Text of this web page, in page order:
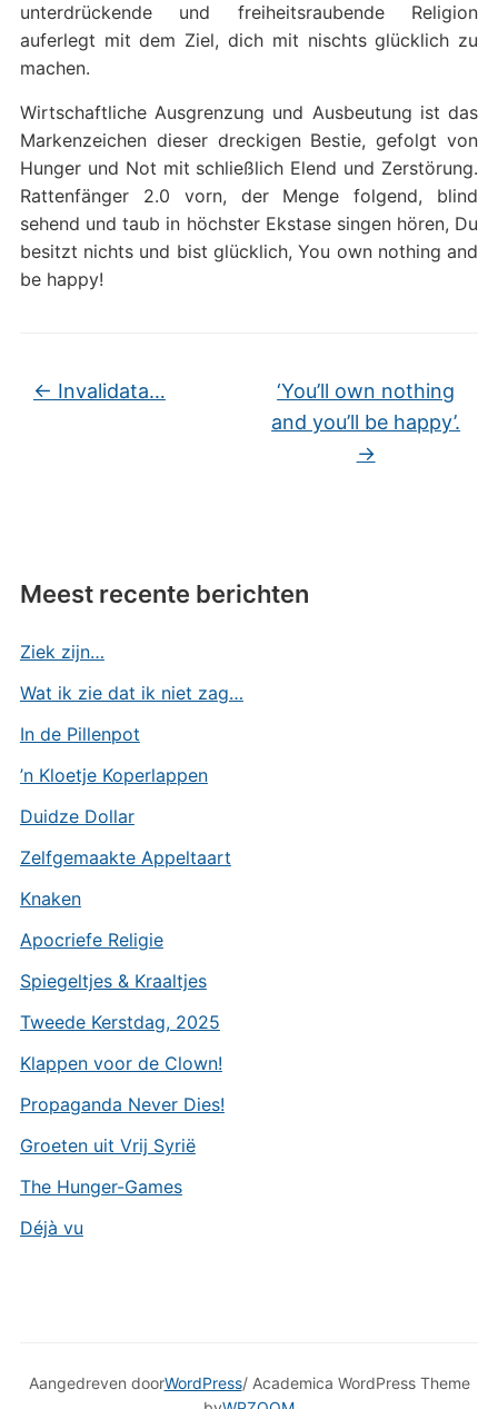
unterdrückende und freiheitsraubende Religion
auferlegt mit dem Ziel, dich mit nischts glücklich zu
machen.
Wirtschaftliche Ausgrenzung und Ausbeutung ist das
Markenzeichen dieser dreckigen Bestie, gefolgt von
Hunger und Not mit schließlich Elend und Zerstörung.
Rattenfänger 2.0 vorn, der Menge folgend, blind
sehend und taub in höchster Ekstase singen hören, Du
besitzt nichts und bist glücklich, You own nothing and
be happy!
← Invalidata…
‘You’ll own nothing
and you’ll be happy’.
→
Meest recente berichten
Ziek zijn…
Wat ik zie dat ik niet zag…
In de Pillenpot
’n Kloetje Koperlappen
Duidze Dollar
Zelfgemaakte Appeltaart
Knaken
Apocriefe Religie
Spiegeltjes & Kraaltjes
Tweede Kerstdag, 2025
Klappen voor de Clown!
Propaganda Never Dies!
Groeten uit Vrij Syrië
The Hunger-Games
Déjà vu
Aangedreven doorWordPress/ Academica WordPress Theme